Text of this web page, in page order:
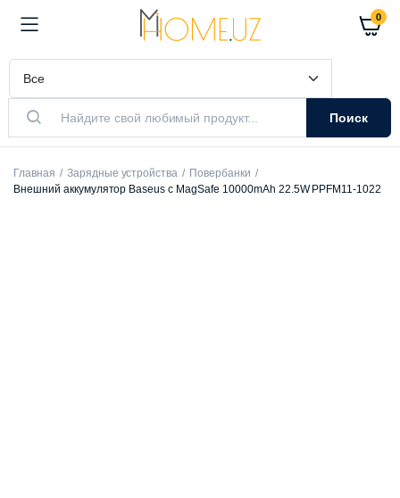
0
Поиск
Главная Зарядные устройства
Повербанки
Внешний аккумулятор Baseus с MagSafe 10000mAh 22.5W PPFM11-1022